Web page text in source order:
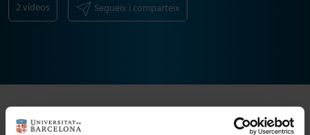
2vídeos Segueix i comparteix
Ordenar